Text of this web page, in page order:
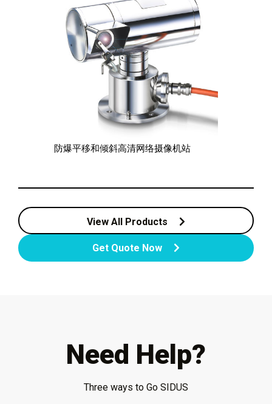
防爆平移和倾斜高清网络摄像机站
View All Products
Get Quote Now
Need Help?
Three ways to Go SIDUS